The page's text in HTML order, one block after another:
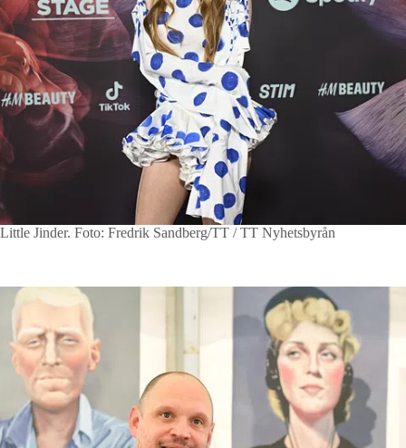
Little Jinder. Foto: Fredrik Sandberg/TT / TT Nyhetsbyrån